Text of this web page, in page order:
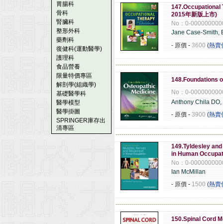
胃腸科
骨科
腎臟科
整形外科
藥劑科
復健科(運動醫學)
護理科
食品營養
限量特價專區
解剖學(組織學)
基礎醫學科
醫學模型
醫學掛圖
SPRINGER庫存出
清專區
147.Occupational
2015年新版上市)
No：0-
Jane Case-Smith,
- 原價 - 3600 (熱賣
148.Foundations
No：0-
Anthony Chila DO,
- 原價 - 3900 (熱賣
149.Tyldesley
in Human
No：0-
Ian McMillan
- 原價 - 1500 (熱賣
150.Spinal Cord